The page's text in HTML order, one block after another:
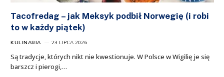
Tacofredag – jak Meksyk podbił Norwegię (i robi
to w każdy piątek)
KULINARIA 23 LIPCA 2026
Są tradycje, których nikt nie kwestionuje. W Polsce w Wigilię je się
barszcz i pierogi,…